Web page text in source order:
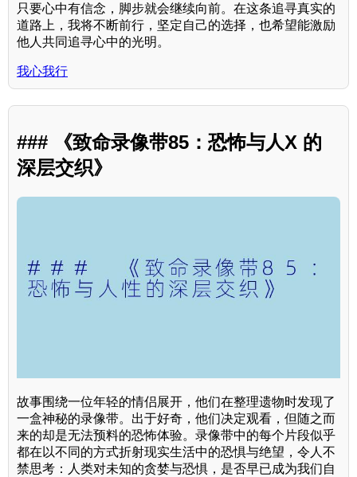
只要心中有信念，脚步就会继续向前。在这条追寻真实的
道路上，我将不断前行，坚定自己的选择，也希望能激励
他人共同追寻心中的光明。
我心我行
### 《致命录像带85：恐怖与人X 的
深层交织》
故事围绕一位年轻的情侣展开，他们在整理遗物时发现了
一盒神秘的录像带。出于好奇，他们决定观看，但随之而
来的却是无法预料的恐怖体验。录像带中的每个片段似乎
都在以不同的方式折射现实生活中的恐惧与绝望，令人不
禁思考：人类对未知的贪婪与恐惧，是否早已成为我们自